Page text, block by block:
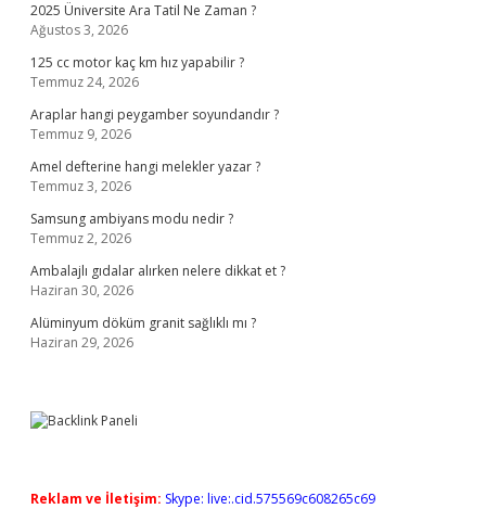
2025 Üniversite Ara Tatil Ne Zaman ?
Ağustos 3, 2026
125 cc motor kaç km hız yapabilir ?
Temmuz 24, 2026
Araplar hangi peygamber soyundandır ?
Temmuz 9, 2026
Amel defterine hangi melekler yazar ?
Temmuz 3, 2026
Samsung ambiyans modu nedir ?
Temmuz 2, 2026
Ambalajlı gıdalar alırken nelere dikkat et ?
Haziran 30, 2026
Alüminyum döküm granit sağlıklı mı ?
Haziran 29, 2026
Reklam ve İletişim: Skype: live:.cid.575569c608265c69